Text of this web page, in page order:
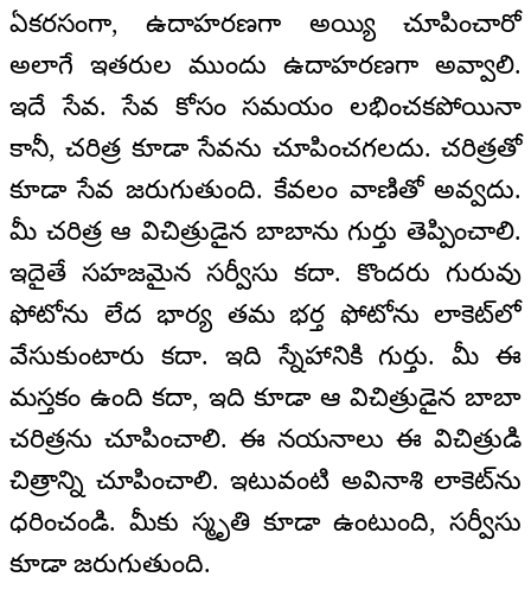
ఏకరసంగా, ఉదాహరణగా అయ్యి చూపించారో
అలాగే ఇతరుల ముందు ఉదాహరణగా అవ్వాలి.
ఇదే సేవ. సేవ కోసం సమయం లభించకపోయినా
కానీ, చరిత్ర కూడా సేవను చూపించగలదు. చరిత్రతో
కూడా సేవ జరుగుతుంది. కేవలం వాణితో అవ్వదు.
మీ చరిత్ర ఆ విచిత్రుడైన బాబాను గుర్తు తెప్పించాలి.
ఇదైతే సహజమైన సర్వీసు కదా. కొందరు గురువు
ఫోటోను లేద భార్య తమ భర్త ఫోటోను లాకెట్‌లో
వేసుకుంటారు కదా. ఇది స్నేహానికి గుర్తు. మీ ఈ
మస్తకం ఉంది కదా, ఇది కూడా ఆ విచిత్రుడైన బాబా
చరిత్రను చూపించాలి. ఈ నయనాలు ఈ విచిత్రుడి
చిత్రాన్ని చూపించాలి. ఇటువంటి అవినాశి లాకెట్‌ను
ధరించండి. మీకు స్మృతి కూడా ఉంటుంది, సర్వీసు
కూడా జరుగుతుంది.